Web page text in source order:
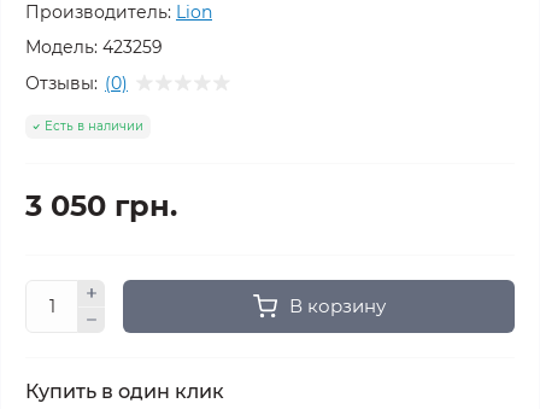
Производитель: Lion
Модель: 423259
Отзывы: (0)
Есть в наличии
3 050 грн.
В корзину
Купить в один клик